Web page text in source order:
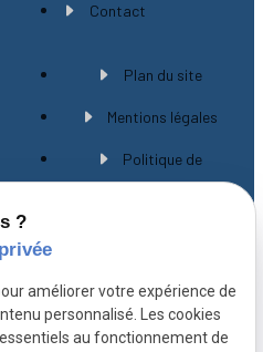
Contact
Plan du site
Mentions légales
Politique de
?
améliorer votre expérience de
personnalisé. Les cookies
au fonctionnement de